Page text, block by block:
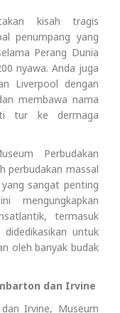
kisah tragis
penumpang yang
Perang Dunia
nyawa. Anda juga
Liverpool dengan
membawa nama
tur ke dermaga
Perbudakan
perbudakan massal
sangat penting
mengungkapkan
termasuk
untuk
oleh banyak budak
dan Irvine
Irvine, Museum